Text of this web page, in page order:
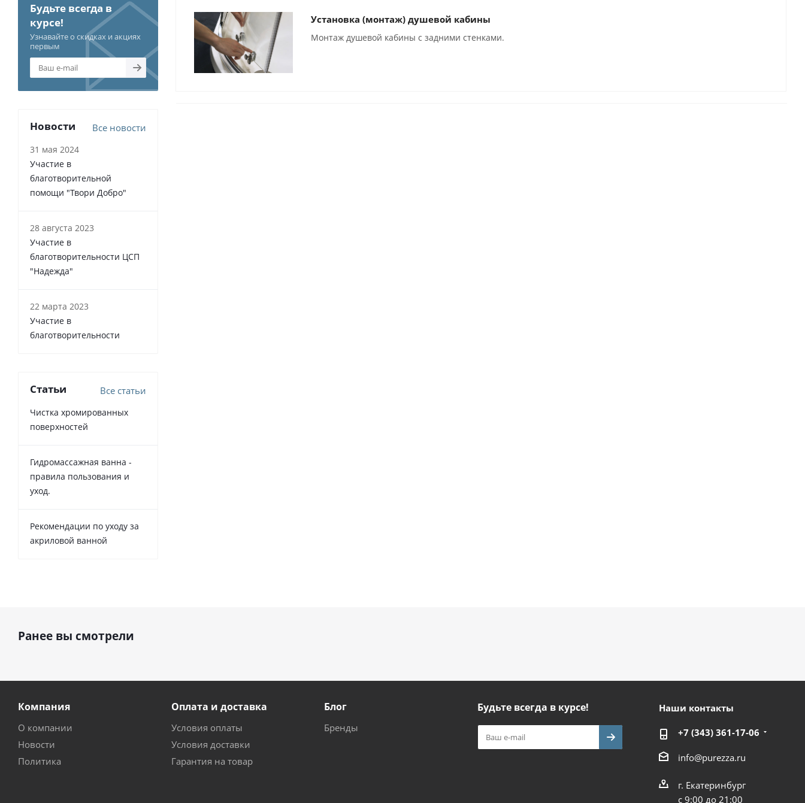
Установка (монтаж) душевой кабины
Монтаж душевой кабины с задними стенками.
Будьте всегда в
курсе!
Узнавайте о скидках и акциях
первым
Новости Все новости
31 мая 2024
Участие в
благотворительной
помощи "Твори Добро"
28 августа 2023
Участие в
благотворительности ЦСП
"Надежда"
22 марта 2023
Участие в
благотворительности
Статьи Все статьи
Чистка хромированных
поверхностей
Гидромассажная ванна -
правила пользования и
уход.
Рекомендации по уходу за
акриловой ванной
Ранее вы смотрели
Компания
О компании
Новости
Политика
Оплата и доставка
Условия оплаты
Условия доставки
Гарантия на товар
Блог
Бренды
Будьте всегда в курсе! Наши контакты
+7 (343) 361-17-06
info@purezza.ru
г. Екатеринбург
с 9:00 до 21:00